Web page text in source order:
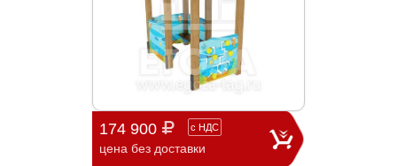
174 900 с НДС
цена без доставки